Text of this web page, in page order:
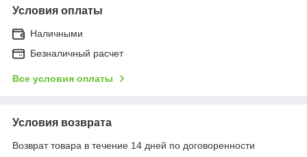
Условия оплаты
Наличными
Безналичный расчет
Все условия оплаты
Условия возврата
Возврат товара в течение 14 дней по договоренности